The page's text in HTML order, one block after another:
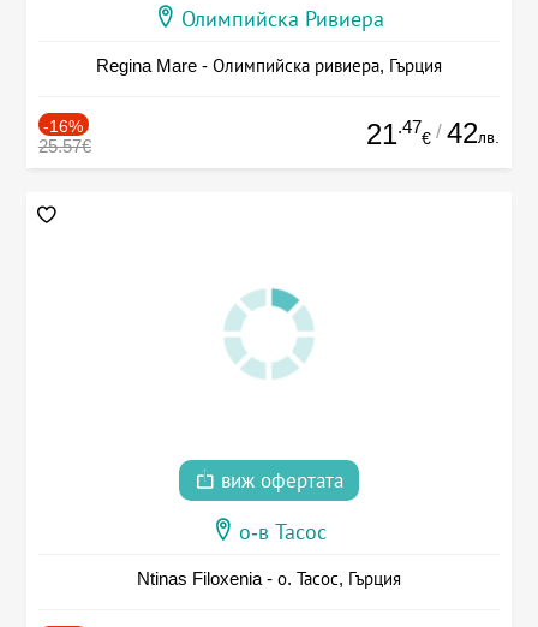
Олимпийска Ривиера
Regina Mare - Олимпийска ривиера, Гърция
-16%
25.57€ 21.47
€ / 42лв.
виж офертата
о-в Тасос
Ntinas Filoxenia - о. Тасос, Гърция